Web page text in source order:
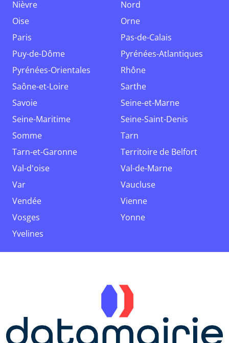
Nièvre
Nord
Oise
Orne
Paris
Pas-de-Calais
Puy-de-Dôme
Pyrénées-Atlantiques
Pyrénées-Orientales
Rhône
Saône-et-Loire
Sarthe
Savoie
Seine-et-Marne
Seine-Maritime
Seine-Saint-Denis
Somme
Tarn
Tarn-et-Garonne
Territoire de Belfort
Val-d'oise
Val-de-Marne
Var
Vaucluse
Vendée
Vienne
Vosges
Yonne
Yvelines